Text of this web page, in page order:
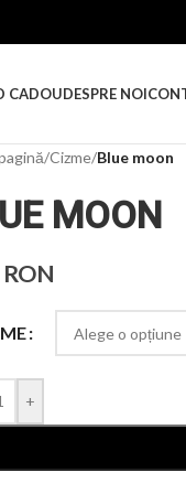
CADOUDESPRE NOI
/Cizme/Blue moon
MOON
RON
+